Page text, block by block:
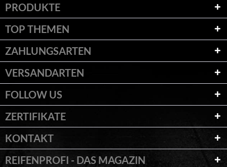
PRODUKTE
TOP THEMEN
ZAHLUNGSARTEN
VERSANDARTEN
FOLLOW US
ZERTIFIKATE
KONTAKT
REIFENPROFI - DAS MAGAZIN